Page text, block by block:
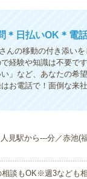
＊日払いOK＊電
の移動の付き添い
経験や知識は不要で
」など、あなたの希
お電話で！面倒な来
見駅から---分／赤池(
談もOK※週3なども